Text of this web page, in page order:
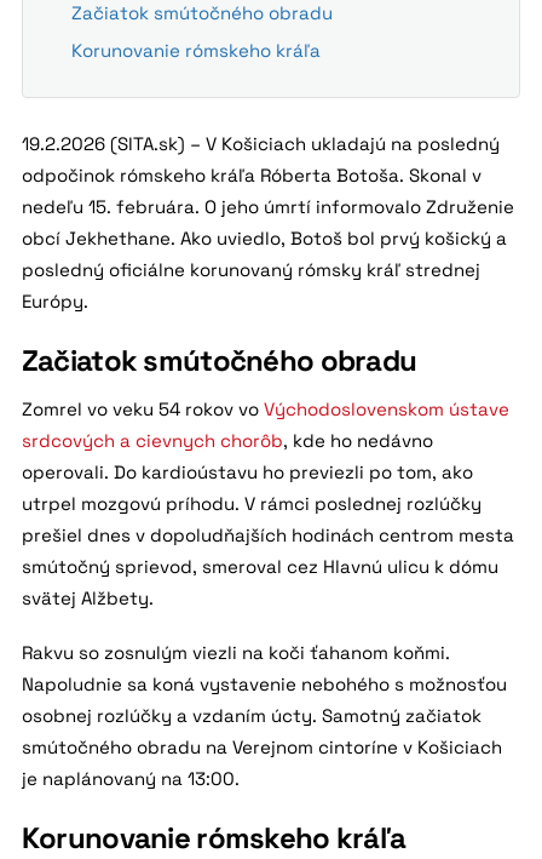
Začiatok smútočného obradu
Korunovanie rómskeho kráľa
19.2.2026 (SITA.sk) – V Košiciach ukladajú na posledný
odpočinok rómskeho kráľa Róberta Botoša. Skonal v
nedeľu 15. februára. O jeho úmrtí informovalo Združenie
obcí Jekhethane. Ako uviedlo, Botoš bol prvý košický a
posledný oficiálne korunovaný rómsky kráľ strednej
Európy.
Začiatok smútočného obradu
Zomrel vo veku 54 rokov voVýchodoslovenskom ústave
srdcových a cievnych chorôb, kde ho nedávno
operovali. Do kardioústavu ho previezli po tom, ako
utrpel mozgovú príhodu. V rámci poslednej rozlúčky
prešiel dnes v dopoludňajších hodinách centrom mesta
smútočný sprievod, smeroval cez Hlavnú ulicu k dómu
svätej Alžbety.
Rakvu so zosnulým viezli na koči ťahanom koňmi.
Napoludnie sa koná vystavenie nebohého s možnosťou
osobnej rozlúčky a vzdaním úcty. Samotný začiatok
smútočného obradu na Verejnom cintoríne v Košiciach
je naplánovaný na 13:00.
Korunovanie rómskeho kráľa